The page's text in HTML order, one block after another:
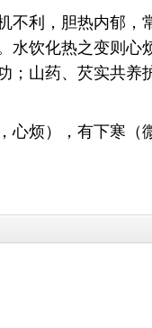
利，胆热内郁，
水饮化热之变则
山药、芡实共养
烦），有下寒（